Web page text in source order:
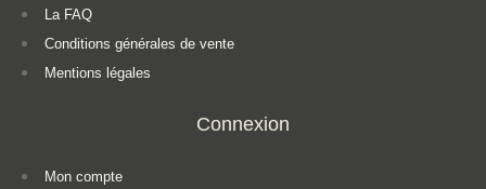
La FAQ
Conditions générales de vente
Mentions légales
Connexion
Mon compte